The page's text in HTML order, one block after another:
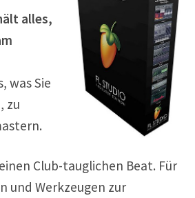
alles,
was Sie
zu
Club-tauglichen Beat. Für
und Werkzeugen zur